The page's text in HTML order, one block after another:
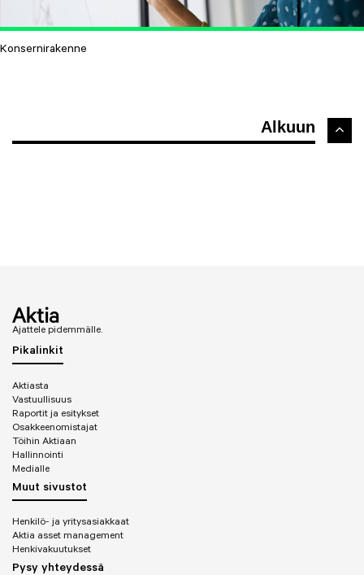
Konsernirakenne
Alkuun
Ajattele pidemmälle.
Pikalinkit
Aktiasta
Vastuullisuus
Raportit ja esitykset
Osakkeenomistajat
Töihin Aktiaan
Hallinnointi
Medialle
Muut sivustot
Henkilö- ja yritysasiakkaat
Aktia asset management
Henkivakuutukset
Pysy yhteydessä